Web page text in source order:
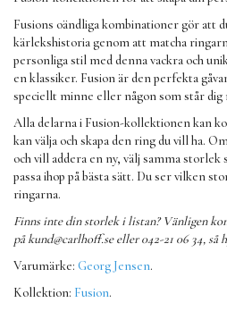
Fusions oändliga kombinationer gör att
kärlekshistoria genom att matcha
personliga stil med denna vackra och
en klassiker. Fusion är den perfekta
speciellt minne eller någon som står dig
Alla delarna i Fusion-kollektionen kan
kan välja och skapa den ring du vill ha.
och vill addera en ny, välj samma
passa ihop på bästa sätt. Du ser vilken
ringarna.
Finns inte din storlek i listan? Vänligen
påkund@carlhoff.seeller 042-21 06 34, så
Varumärke: Georg Jensen.
Kollektion: Fusion.